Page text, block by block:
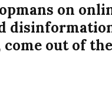
on
come out of